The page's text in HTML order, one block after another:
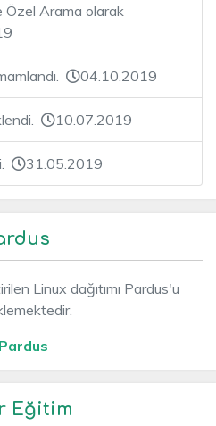
Özel Arama olarak
04.10.2019
10.07.2019
31.05.2019
Linux dağıtımı Pardus'u
Eğitim